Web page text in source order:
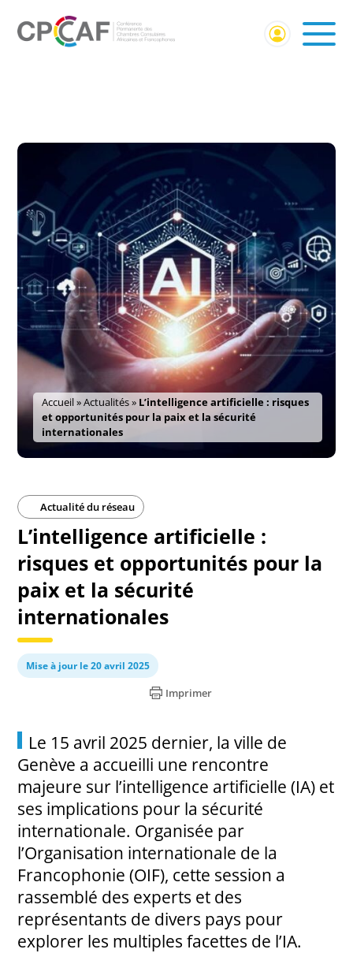
Accueil»Actualités» L’intelligence artificielle : risques
et opportunités pour la paix et la sécurité
internationales
Actualité du réseau
L’intelligence artificielle :
risques et opportunités pour la
paix et la sécurité
internationales
Mise à jour le 20 avril 2025
Imprimer
Le 15 avril 2025 dernier, la ville de
Genève a accueilli une rencontre
majeure sur l’intelligence artificielle (IA) et
ses implications pour la sécurité
internationale. Organisée par
l’Organisation internationale de la
Francophonie (OIF), cette session a
rassemblé des experts et des
représentants de divers pays pour
explorer les multiples facettes de l’IA.